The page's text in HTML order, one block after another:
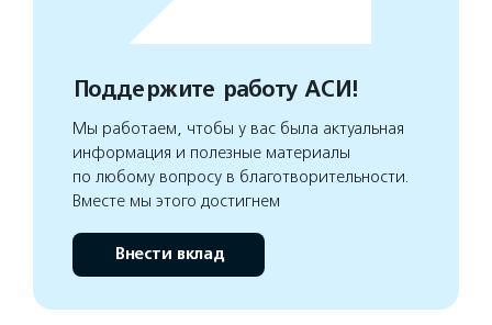
Поддержите работу АСИ!
Мы работаем, чтобы у вас была актуальная
информация и полезные материалы
по любому вопросу в благотворительности.
Вместе мы этого достигнем
Внести вклад